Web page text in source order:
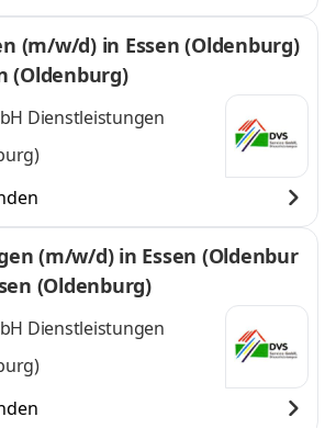
(m/w/d) in Essen (Oldenburg)
(Oldenburg)
Dienstleistungen
(m/w/d) in Essen (Oldenbur
(Oldenburg)
Dienstleistungen